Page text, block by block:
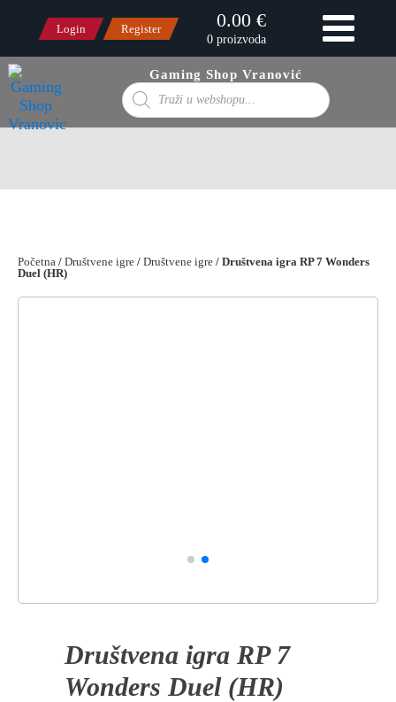
Login Register 0.00 €
0 proizvoda
Gaming Shop Vranović
Products
search
Početna / Društvene igre / Društvene igre / Društvena igra RP 7 Wonders
Duel (HR)
Društvena igra RP 7
Wonders Duel (HR)